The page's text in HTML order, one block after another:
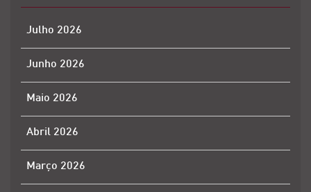
Julho 2026
Junho 2026
Maio 2026
Abril 2026
Março 2026